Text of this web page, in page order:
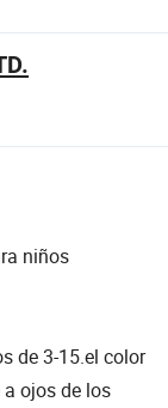
niños
de 3-15.el color
ojos de los